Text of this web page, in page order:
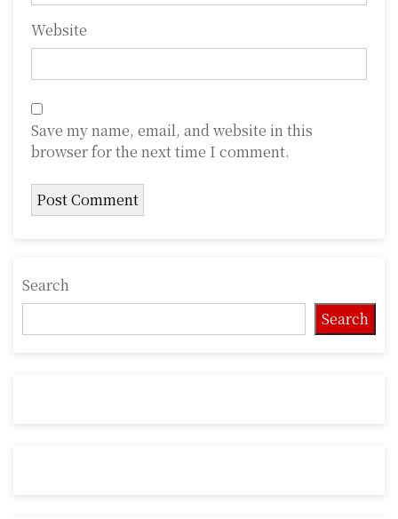
Website
Save my name, email, and website in this
browser for the next time I comment.
Search
Search